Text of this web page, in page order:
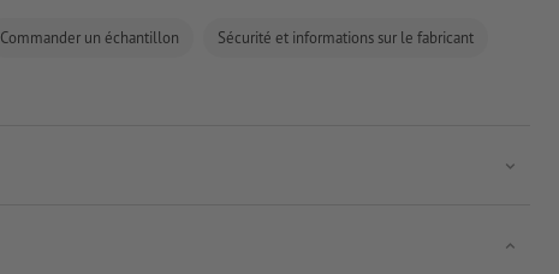
Commander un échantillon Sécurité et informations sur le fabricant